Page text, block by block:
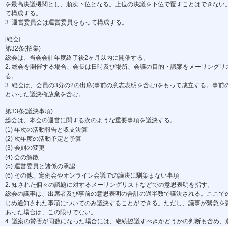
を最高決議機関とし、順次下位となる。上位の決議を下位で覆すことはできな
て構成する。
3. 運営委員会は運営委員をもって構成する。
[総会]
第32条(招集)
総会は、当会会計年度終了後2ヶ月以内に開催する。
2. 総会を開催する場合、会長は日時及び場所、会議の目的・議案をメーリング
る。
3. 総会は、会員の3分の2の出席(事前の意志表明を含む)をもって成立する。事
といった議決権放棄を含む。
第33条(議決事項)
総会は、本会の運営に関する次のような重要事項を議決する。
(1) 年次の活動報告と収支決算
(2) 次年度の活動予定と予算
(3) 会則の変更
(4) 会の解散
(5) 運営委員と諸係の承認
(6) その他、定例会やオンライン会議での議決に馴染まない事項
2. 知された個々の議題に対するメーリングリストなどでの意思表明を指す。
総会の議事は、出席者及び事前の意思表明の合計の過半数で議決される。ここ
じめ通知された事項についてのみ議決することができる。ただし、議事が緊急
あった場合は、この限りでない。
4. 議案の賛否が同数になった場合には、継続協議すべきかどうかの判断も含め